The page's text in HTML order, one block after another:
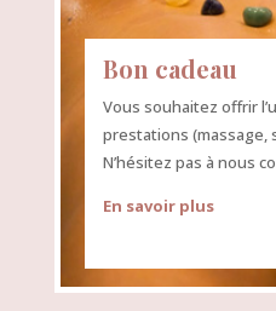
Bon cadeau
Vous souhaitez offrir
prestations
N’hésitez pas à nous
En savoir plus